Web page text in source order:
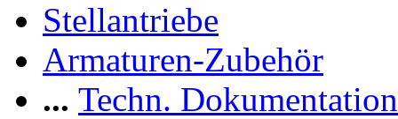
Stellantriebe
Armaturen-Zubehör
... Techn.